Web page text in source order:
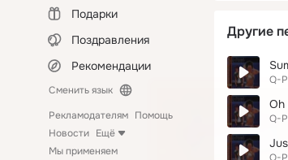
Подарки
Поздравления
Рекомендации
Сменить язык
Рекламодателям Помощь
Новости Ещё
Мы применяем
Другие
Q-
Oh
Q-